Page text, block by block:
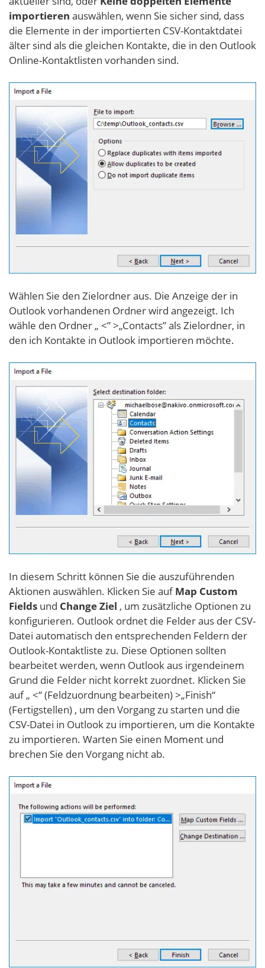
importieren auswählen, wenn Sie sicher sind, dass
die Elemente in der importierten CSV-Kontaktdatei
älter sind als die gleichen Kontakte, die in den Outlook
Online-Kontaktlisten vorhanden sind.
Wählen Sie den Zielordner aus. Die Anzeige der in
Outlook vorhandenen Ordner wird angezeigt. Ich
wähle den Ordner „ <” >„Contacts” als Zielordner, in
den ich Kontakte in Outlook importieren möchte.
In diesem Schritt können Sie die auszuführenden
Aktionen auswählen. Klicken Sie aufMap Custom
Fields und Change Ziel , um zusätzliche Optionen zu
konfigurieren. Outlook ordnet die Felder aus der CSV-
Datei automatisch den entsprechenden Feldern der
Outlook-Kontaktliste zu. Diese Optionen sollten
bearbeitet werden, wenn Outlook aus irgendeinem
Grund die Felder nicht korrekt zuordnet. Klicken Sie
auf „ <“ (Feldzuordnung bearbeiten) >„Finish“
(Fertigstellen) , um den Vorgang zu starten und die
CSV-Datei in Outlook zu importieren, um die Kontakte
zu importieren. Warten Sie einen Moment und
brechen Sie den Vorgang nicht ab.